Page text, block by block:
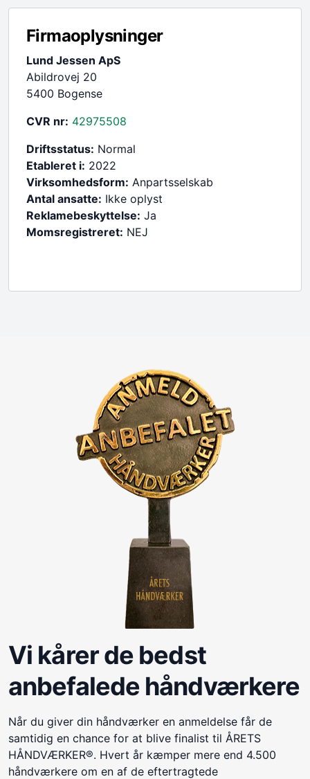
Firmaoplysninger
Lund Jessen ApS
Abildrovej 20
5400 Bogense
CVR nr: 42975508
Driftsstatus: Normal
Etableret i: 2022
Virksomhedsform: Anpartsselskab
Antal ansatte: Ikke oplyst
Reklamebeskyttelse: Ja
Momsregistreret: NEJ
Vi kårer de bedst
anbefalede håndværkere
Når du giver din håndværker en anmeldelse får de
samtidig en chance for at blive finalist til ÅRETS
HÅNDVÆRKER®. Hvert år kæmper mere end 4.500
håndværkere om en af de eftertragtede